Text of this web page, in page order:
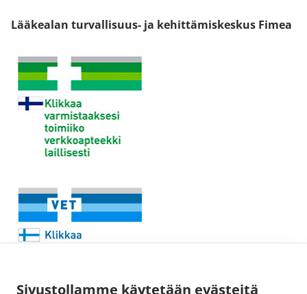
Sivustollamme käytetään evästeitä
Lääkealan turvallisuus- ja kehittämiskeskus Fimea